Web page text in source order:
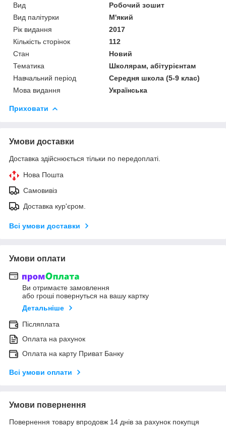
Вид
Робочий зошит
Вид палітурки
М'який
Рік видання
2017
Кількість сторінок
112
Стан
Новий
Тематика
Школярам, абітурієнтам
Навчальний період
Середня школа (5-9 клас)
Мова видання
Українська
Приховати
Умови доставки
Доставка здійснюється тільки по передоплаті.
Нова Пошта
Самовивіз
Доставка кур'єром.
Всі умови доставки
Умови оплати
Ви отримаєте замовлення
або гроші повернуться на вашу картку
Детальніше
Післяплата
Оплата на рахунок
Оплата на карту Приват Банку
Всі умови оплати
Умови повернення
Повернення товару впродовж 14 днів за рахунок покупця